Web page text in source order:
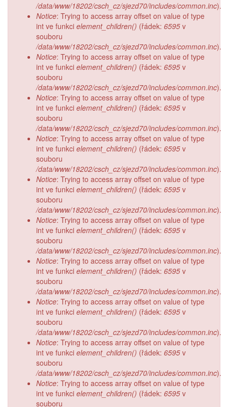
/data/www/18202/csch_cz/sjezd70/includes/common.inc).
Notice: Trying to access array offset on value of type
int ve funkci element_children() (řádek: 6595 v
souboru
/data/www/18202/csch_cz/sjezd70/includes/common.inc).
Notice: Trying to access array offset on value of type
int ve funkci element_children() (řádek: 6595 v
souboru
/data/www/18202/csch_cz/sjezd70/includes/common.inc).
Notice: Trying to access array offset on value of type
int ve funkci element_children() (řádek: 6595 v
souboru
/data/www/18202/csch_cz/sjezd70/includes/common.inc).
Notice: Trying to access array offset on value of type
int ve funkci element_children() (řádek: 6595 v
souboru
/data/www/18202/csch_cz/sjezd70/includes/common.inc).
Notice: Trying to access array offset on value of type
int ve funkci element_children() (řádek: 6595 v
souboru
/data/www/18202/csch_cz/sjezd70/includes/common.inc).
Notice: Trying to access array offset on value of type
int ve funkci element_children() (řádek: 6595 v
souboru
/data/www/18202/csch_cz/sjezd70/includes/common.inc).
Notice: Trying to access array offset on value of type
int ve funkci element_children() (řádek: 6595 v
souboru
/data/www/18202/csch_cz/sjezd70/includes/common.inc).
Notice: Trying to access array offset on value of type
int ve funkci element_children() (řádek: 6595 v
souboru
/data/www/18202/csch_cz/sjezd70/includes/common.inc).
Notice: Trying to access array offset on value of type
int ve funkci element_children() (řádek: 6595 v
souboru
/data/www/18202/csch_cz/sjezd70/includes/common.inc).
Notice: Trying to access array offset on value of type
int ve funkci element_children() (řádek: 6595 v
souboru